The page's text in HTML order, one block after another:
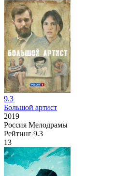
9.3
Большой артист
2019
Россия Мелодрамы
Рейтинг 9.3
13